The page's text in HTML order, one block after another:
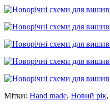
Мітки: Hand made, Новий рік,